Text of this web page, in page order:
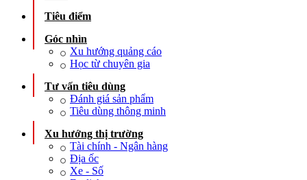
Tiêu điểm
Góc nhìn
Xu hướng quảng cáo
Học từ chuyên gia
Tư vấn tiêu dùng
Đánh giá sản phẩm
Tiêu dùng thông minh
Xu hướng thị trường
Tài chính - Ngân hàng
Địa ốc
Xe - Số